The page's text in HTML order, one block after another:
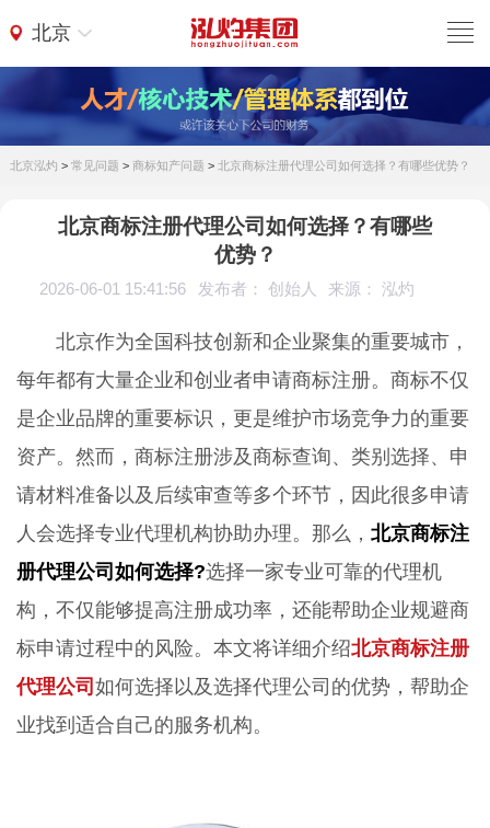
北京
北京泓灼 > 常见问题 > 商标知产问题 > 北京商标注册代理公司如何选择？有哪些优势？
北京商标注册代理公司如何选择？有哪些
优势？
2026-06-01 15:41:56 发布者： 创始人 来源： 泓灼
北京作为全国科技创新和企业聚集的重要城市，
每年都有大量企业和创业者申请商标注册。商标不仅
是企业品牌的重要标识，更是维护市场竞争力的重要
资产。然而，商标注册涉及商标查询、类别选择、申
请材料准备以及后续审查等多个环节，因此很多申请
人会选择专业代理机构协助办理。那么， 北京商标注
册代理公司如何选择?选择一家专业可靠的代理机
构，不仅能够提高注册成功率，还能帮助企业规避商
标申请过程中的风险。本文将详细介绍北京商标注册
代理公司 如何选择以及选择代理公司的优势，帮助企
业找到适合自己的服务机构。